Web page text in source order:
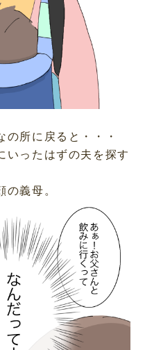
所に戻ると・・・
いったはずの夫を探す
義母。